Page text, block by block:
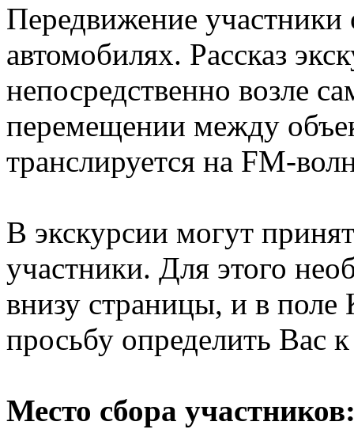
Передвижение
автомобилях. Рассказ
непосредственно возле
перемещении между
транслируется на FM-
В экскурсии могут
участники. Для этого
внизу страницы, и в
просьбу определить Вас
Место сбора